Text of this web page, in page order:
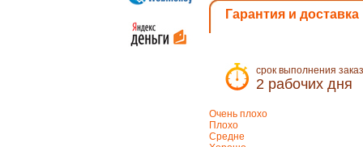
Гарантия и доставка
срок выполнения
2 рабочих дня
Очень плохо
Плохо
Средне